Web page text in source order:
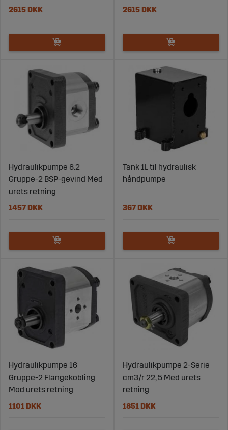
2615 DKK
2615 DKK
Hydraulikpumpe 8.2
Gruppe-2 BSP-gevind Med
urets retning
1457 DKK
Tank 1L til hydraulisk
håndpumpe
367 DKK
Hydraulikpumpe 16
Gruppe-2 Flangekobling
Mod urets retning
1101 DKK
Hydraulikpumpe 2-Serie
cm3/r 22, 5 Med urets
retning
1851 DKK